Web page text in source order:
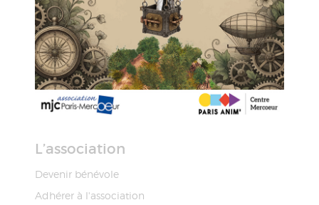
L’association
Devenir bénévole
Adhérer à l'association